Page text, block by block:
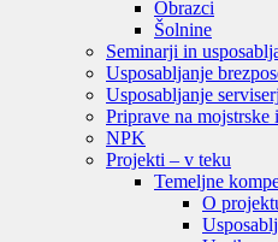
Obrazci
Šolnine
Seminarji in
Usposabljanje
Usposabljanje
Priprave na mojstrske
NPK
Projekti – v teku
Temeljne
O